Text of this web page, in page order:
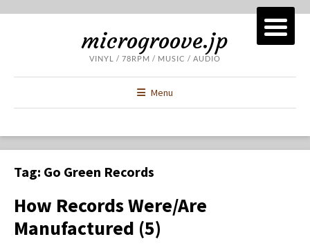
microgroove.jp
VINYL / 78RPM / MUSIC / AUDIO
Menu
Tag: Go Green Records
How Records Were/Are
Manufactured (5)